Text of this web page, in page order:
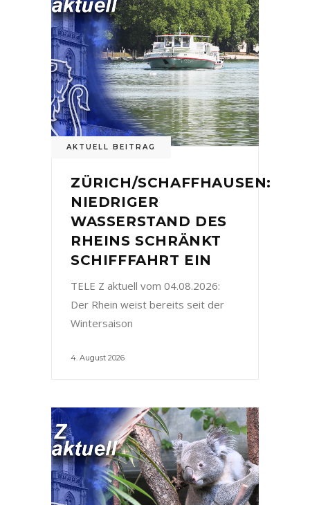
AKTUELL BEITRAG
ZÜRICH/SCHAFFHAUSEN:
NIEDRIGER
WASSERSTAND DES
RHEINS SCHRÄNKT
SCHIFFFAHRT EIN
TELE Z aktuell vom 04.08.2026:
Der Rhein weist bereits seit der
Wintersaison
4. August 2026